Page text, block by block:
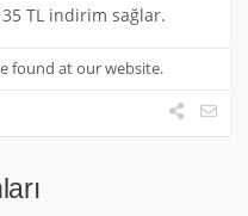
35 TL indirim sağlar.
found at our website.